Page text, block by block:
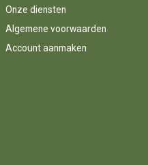
Onze diensten
Algemene voorwaarden
Account aanmaken